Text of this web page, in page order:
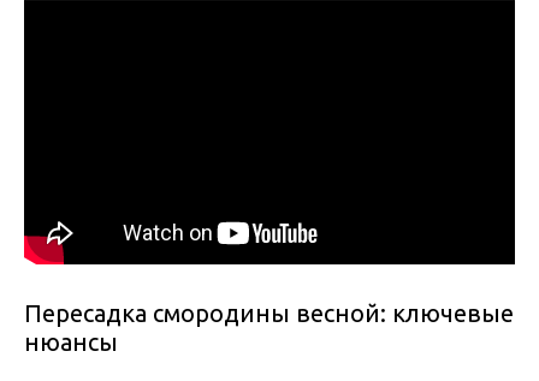
Пересадка смородины весной: ключевые
нюансы